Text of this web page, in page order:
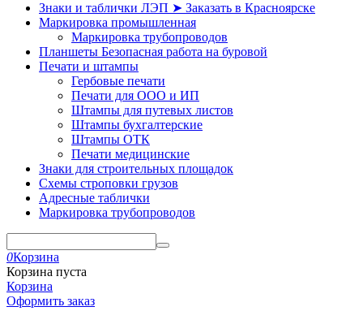
Знаки и таблички ЛЭП ➤ Заказать в Красноярске
Маркировка промышленная
Маркировка трубопроводов
Планшеты Безопасная работа на буровой
Печати и штампы
Гербовые печати
Печати для ООО и ИП
Штампы для путевых листов
Штампы бухгалтерские
Штампы ОТК
Печати медицинские
Знаки для строительных площадок
Схемы строповки грузов
Адресные таблички
Маркировка трубопроводов
0Корзина
Корзина пуста
Корзина
Оформить заказ